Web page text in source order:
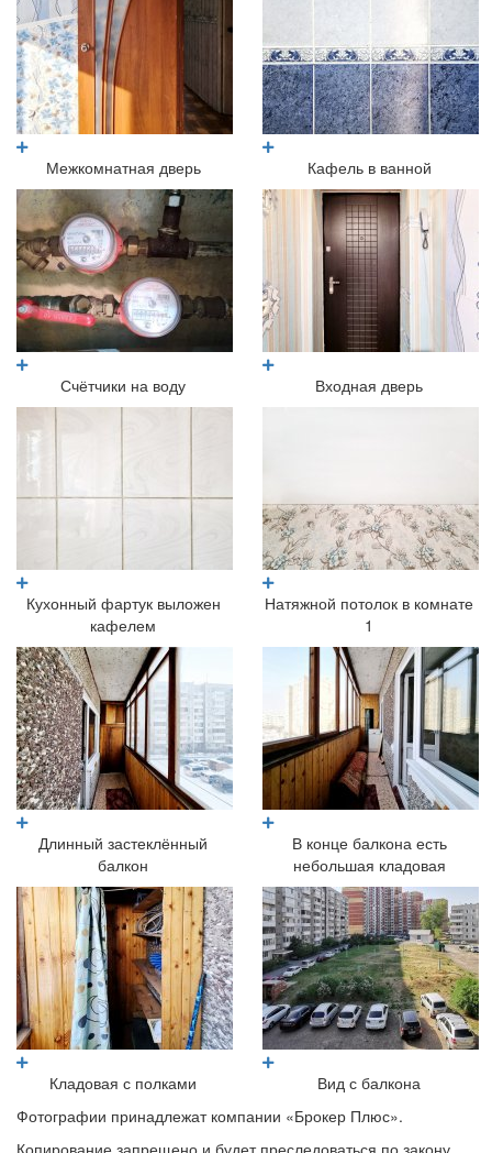
Межкомнатная дверь Кафель в ванной
Счётчики на воду Входная дверь
Кухонный фартук выложен
кафелем
Натяжной потолок в комнате
1
Длинный застеклённый
балкон
В конце балкона есть
небольшая кладовая
Кладовая с полками
Вид с балкона
Фотографии принадлежат компании «Брокер Плюс».